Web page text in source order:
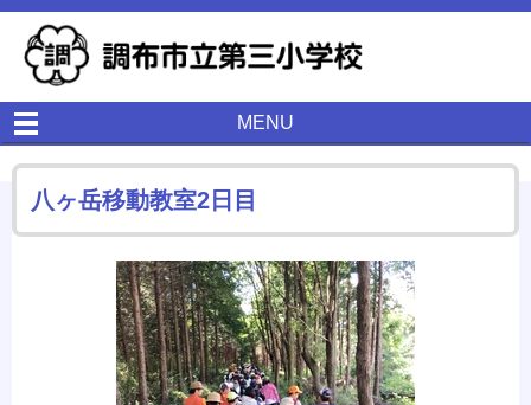
MENU
八ヶ岳移動教室2日目